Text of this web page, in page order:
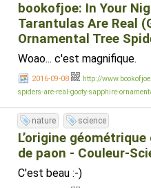
bookofjoe: In Your
Tarantulas Are Real
Ornamental Tree
Woao... c'est magnifique.
2016-09-08
http://
spiders-are-real-gooty-sapphire-
nature science
L’origine
de paon - Couleur-
C'est beau :-)